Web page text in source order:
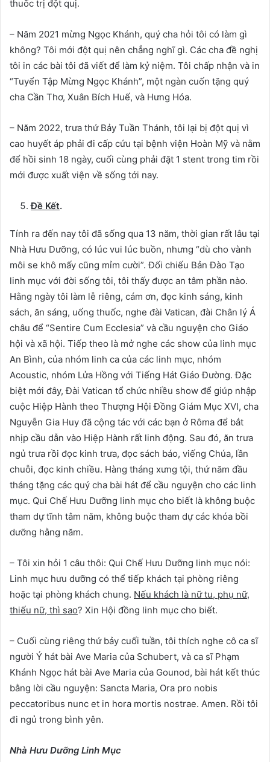
thuốc trị đột quị.
– Năm 2021 mừng Ngọc Khánh, quý cha hỏi tôi có làm gì
không? Tôi mới đột quị nên chẳng nghĩ gì. Các cha đề nghị
tôi in các bài tôi đã viết để làm kỷ niệm. Tôi chấp nhận và in
“Tuyển Tập Mừng Ngọc Khánh”, một ngàn cuốn tặng quý
cha Cần Thơ, Xuân Bích Huế, và Hưng Hóa.
– Năm 2022, trưa thứ Bảy Tuần Thánh, tôi lại bị đột quị vì
cao huyết áp phải đi cấp cứu tại bệnh viện Hoàn Mỹ và nằm
để hồi sinh 18 ngày, cuối cùng phải đặt 1 stent trong tim rồi
mới được xuất viện về sống tới nay.
Đề Kết.
Tính ra đến nay tôi đã sống qua 13 năm, thời gian rất lâu tại
Nhà Hưu Dưỡng, có lúc vui lúc buồn, nhưng “dù cho vành
môi se khô mấy cũng mỉm cười”. Đối chiếu Bản Đào Tạo
linh mục với đời sống tôi, tôi thấy được an tâm phần nào.
Hằng ngày tôi làm lễ riêng, cám ơn, đọc kinh sáng, kinh
sách, ăn sáng, uống thuốc, nghe đài Vatican, đài Chân lý Á
châu để “Sentire Cum Ecclesia” và cầu nguyện cho Giáo
hội và xã hội. Tiếp theo là mở nghe các show của linh mục
An Bình, của nhóm linh ca của các linh mục, nhóm
Acoustic, nhóm Lửa Hồng với Tiếng Hát Giáo Đường. Đặc
biệt mới đây, Đài Vatican tổ chức nhiều show để giúp nhập
cuộc Hiệp Hành theo Thượng Hội Đồng Giám Mục XVI, cha
Nguyễn Gia Huy đã cộng tác với các bạn ở Rôma để bắt
nhịp cầu dẫn vào Hiệp Hành rất linh động. Sau đó, ăn trưa
ngủ trưa rồi đọc kinh trưa, đọc sách báo, viếng Chúa, lần
chuỗi, đọc kinh chiều. Hàng tháng xưng tội, thứ năm đầu
tháng tặng các quý cha bài hát để cầu nguyện cho các linh
mục. Qui Chế Hưu Dưỡng linh mục cho biết là không buộc
tham dự tĩnh tâm năm, không buộc tham dự các khóa bồi
dưỡng hằng năm.
– Tôi xin hỏi 1 câu thôi: Qui Chế Hưu Dưỡng linh mục nói:
Linh mục hưu dưỡng có thể tiếp khách tại phòng riêng
hoặc tại phòng khách chung. Nếu khách là nữ tu, phụ nữ,
thiếu nữ, thì sao? Xin Hội đồng linh mục cho biết.
– Cuối cùng riêng thứ bảy cuối tuần, tôi thích nghe cô ca sĩ
người Ý hát bài Ave Maria của Schubert, và ca sĩ Phạm
Khánh Ngọc hát bài Ave Maria của Gounod, bài hát kết thúc
bằng lời cầu nguyện: Sancta Maria, Ora pro nobis
peccatoribus nunc et in hora mortis nostrae. Amen. Rồi tôi
đi ngủ trong bình yên.
Nhà Hưu Dưỡng Linh Mục